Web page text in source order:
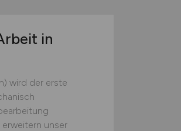
in
wird der erste
unser